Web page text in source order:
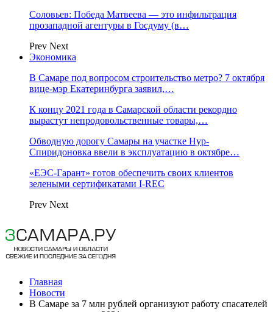
Соловьев: Победа Матвеева — это инфильтрация
прозападной агентуры в Госдуму (в…
Prev Next
Экономика
В Самаре под вопросом строительство метро? 7 октября
вице-мэр Екатеринбурга заявил,…
К концу 2021 года в Самарской области рекордно
вырастут непродовольственные товары,…
Обводную дорогу Самары на участке Нур-
Спиридоновка ввели в эксплуатацию в октябре…
«ЕЭС-Гарант» готов обеспечить своих клиентов
зелеными сертификатами I-REC
Prev Next
Главная
Новости
В Самаре за 7 млн рублей организуют работу спасателей